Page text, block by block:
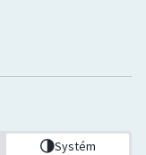
Systém